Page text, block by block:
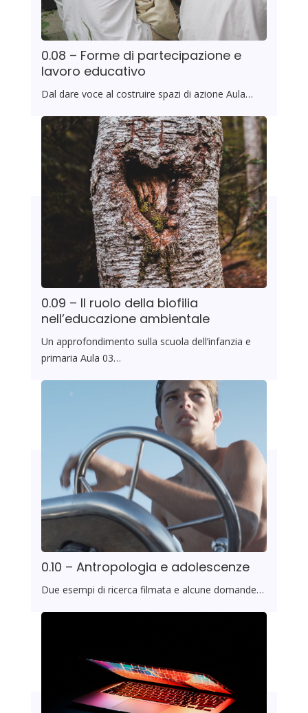
0.08 – Forme di partecipazione e
lavoro educativo
Dal dare voce al costruire spazi di azione Aula…
0.09 – Il ruolo della biofilia
nell’educazione ambientale
Un approfondimento sulla scuola dell’infanzia e
primaria Aula 03…
0.10 – Antropologia e adolescenze
Due esempi di ricerca filmata e alcune domande…